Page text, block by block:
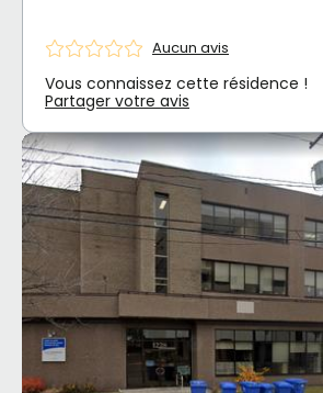
Aucun avis
Vous connaissez cette résidence !
Partager votre avis